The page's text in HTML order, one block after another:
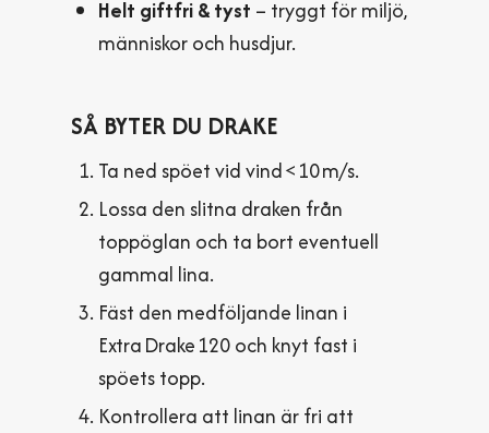
Helt giftfri & tyst – tryggt för miljö,
människor och husdjur.
SÅ BYTER DU DRAKE
Ta ned spöet vid vind < 10 m/s.
Lossa den slitna draken från
toppöglan och ta bort eventuell
gammal lina.
Fäst den medföljande linan i
Extra Drake 120 och knyt fast i
spöets topp.
Kontrollera att linan är fri att